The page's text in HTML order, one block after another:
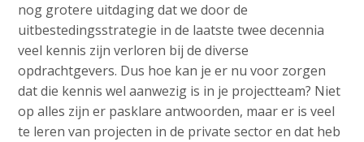
nog grotere uitdaging dat we door de
uitbestedingsstrategie in de laatste twee decennia
veel kennis zijn verloren bij de diverse
opdrachtgevers. Dus hoe kan je er nu voor zorgen
dat die kennis wel aanwezig is in je projectteam? Niet
op alles zijn er pasklare antwoorden, maar er is veel
te leren van projecten in de private sector en dat heb